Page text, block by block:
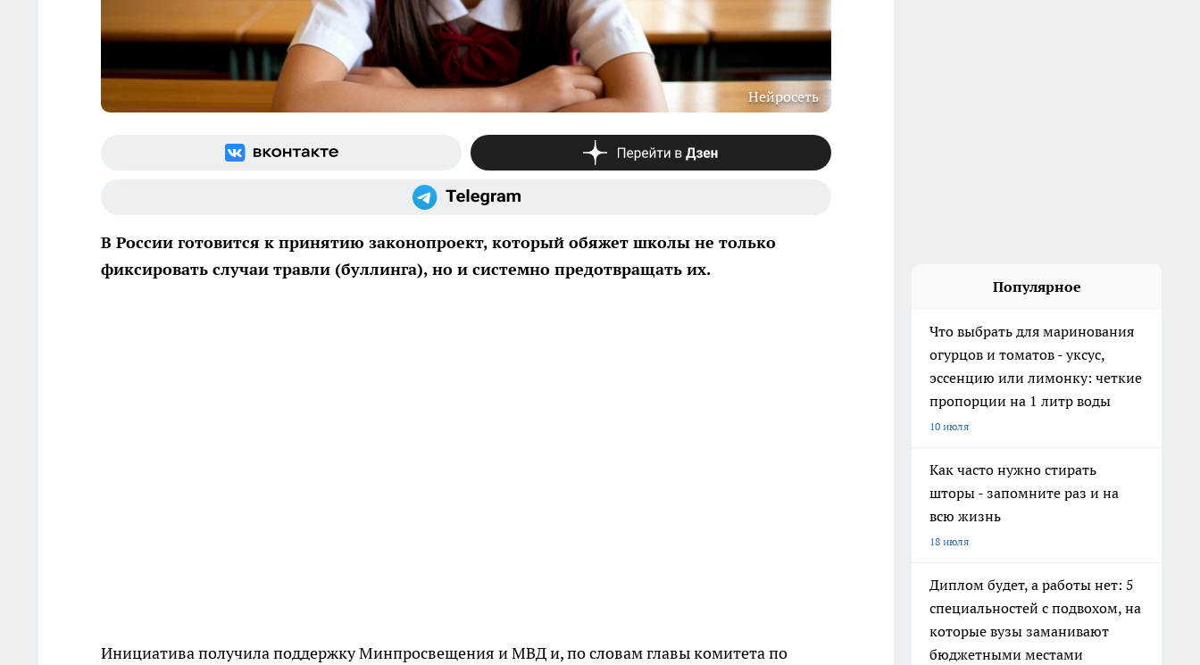
Нейросеть
В России готовится к принятию законопроект, который обяжет школы не только
фиксировать случаи травли (буллинга), но и системно предотвращать их.
Инициатива получила поддержку Минпросвещения и МВД и, по словам главы комитета по
Популярное
Что выбрать для маринования
огурцов и томатов - уксус,
эссенцию или лимонку: четкие
пропорции на 1 литр воды
10 июля
Как часто нужно стирать
шторы - запомните раз и на
всю жизнь
18 июля
Диплом будет, а работы нет: 5
специальностей с подвохом, на
которые вузы заманивают
бюджетными местами